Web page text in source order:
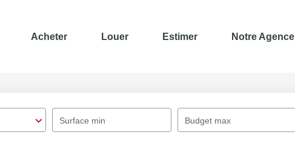
Acheter Louer Estimer Notre Agence
Surface min Budget max